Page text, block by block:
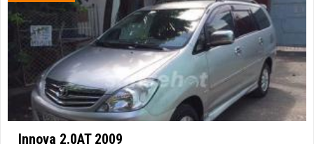
Innova 2.0AT 2009